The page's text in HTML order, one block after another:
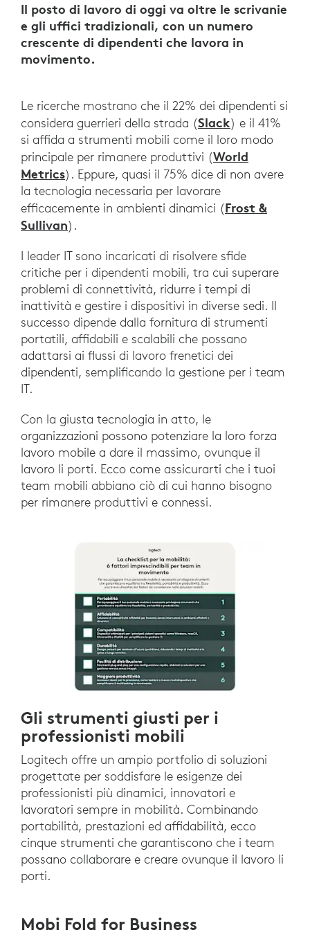
Il posto di lavoro di oggi va oltre le scrivanie
e gli uffici tradizionali, con un numero
crescente di dipendenti che lavora in
movimento.
Le ricerche mostrano che il 22% dei dipendenti si
considera guerrieri della strada (Slack) e il 41%
si affida a strumenti mobili come il loro modo
principale per rimanere produttivi (World
Metrics). Eppure, quasi il 75% dice di non avere
la tecnologia necessaria per lavorare
efficacemente in ambienti dinamici (Frost &
Sullivan).
I leader IT sono incaricati di risolvere sfide
critiche per i dipendenti mobili, tra cui superare
problemi di connettività, ridurre i tempi di
inattività e gestire i dispositivi in diverse sedi. Il
successo dipende dalla fornitura di strumenti
portatili, affidabili e scalabili che possano
adattarsi ai flussi di lavoro frenetici dei
dipendenti, semplificando la gestione per i team
IT.
Con la giusta tecnologia in atto, le
organizzazioni possono potenziare la loro forza
lavoro mobile a dare il massimo, ovunque il
lavoro li porti. Ecco come assicurarti che i tuoi
team mobili abbiano ciò di cui hanno bisogno
per rimanere produttivi e connessi.
Gli strumenti giusti per i
professionisti mobili
Logitech offre un ampio portfolio di soluzioni
progettate per soddisfare le esigenze dei
professionisti più dinamici, innovatori e
lavoratori sempre in mobilità. Combinando
portabilità, prestazioni ed affidabilità, ecco
cinque strumenti che garantiscono che i team
possano collaborare e creare ovunque il lavoro li
porti.
Mobi Fold for Business